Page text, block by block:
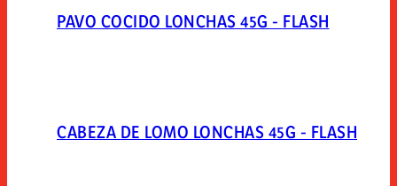
PAVO COCIDO LONCHAS 45G - FLASH
CABEZA DE LOMO LONCHAS 45G - FLASH